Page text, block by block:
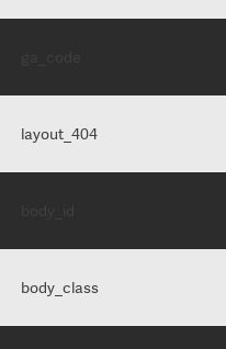
layout_404
body_class